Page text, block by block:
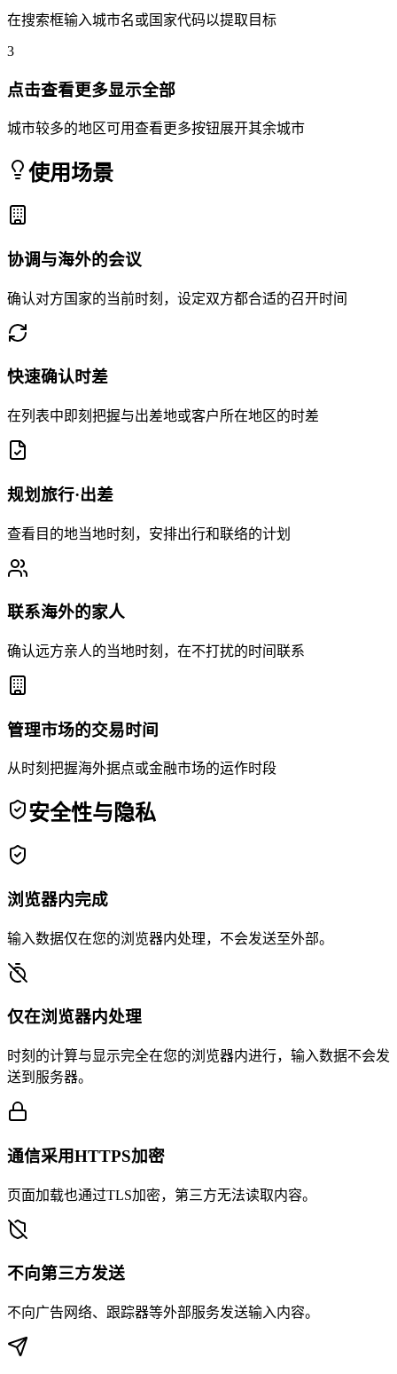
在搜索框输入城市名或国家代码以提取目标
3
点击查看更多显示全部
城市较多的地区可用查看更多按钮展开其余城市
使用场景
协调与海外的会议
确认对方国家的当前时刻，设定双方都合适的召开时间
快速确认时差
在列表中即刻把握与出差地或客户所在地区的时差
规划旅行·出差
查看目的地当地时刻，安排出行和联络的计划
联系海外的家人
确认远方亲人的当地时刻，在不打扰的时间联系
管理市场的交易时间
从时刻把握海外据点或金融市场的运作时段
安全性与隐私
浏览器内完成
输入数据仅在您的浏览器内处理，不会发送至外部。
仅在浏览器内处理
时刻的计算与显示完全在您的浏览器内进行，输入数据不会发
送到服务器。
通信采用HTTPS加密
页面加载也通过TLS加密，第三方无法读取内容。
不向第三方发送
不向广告网络、跟踪器等外部服务发送输入内容。